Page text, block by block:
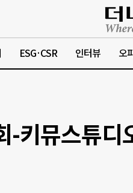
ESG·CSR 인터뷰 오
-키뮤스튜